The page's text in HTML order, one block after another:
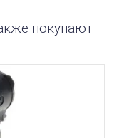
покупают